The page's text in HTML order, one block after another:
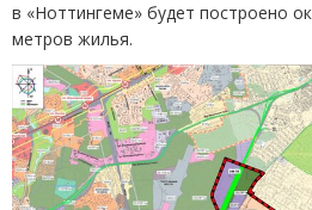
в «Ноттингеме» будет построено
метров жилья.